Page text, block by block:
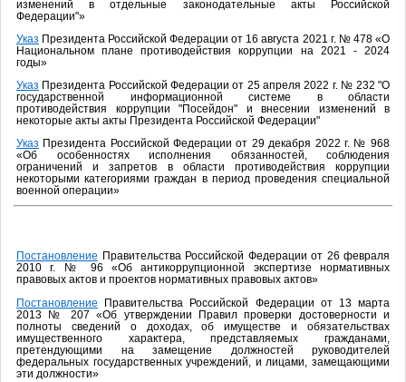
изменений в отдельные законодательные акты Российской
Федерации"»
Указ Президента Российской Федерации от 16 августа 2021 г. № 478 «О
Национальном плане противодействия коррупции на 2021 - 2024
годы»
Указ Президента Российской Федерации от 25 апреля 2022 г. № 232 "О
государственной информационной системе в области
противодействия коррупции "Посейдон" и внесении изменений в
некоторые акты акты Президента Российской Федерации"
Указ Президента Российской Федерации от 29 декабря 2022 г. № 968
«Об особенностях исполнения обязанностей, соблюдения
ограничений и запретов в области противодействия коррупции
некоторыми категориями граждан в период проведения специальной
военной операции»
Постановление Правительства Российской Федерации от 26 февраля
2010 г. № 96 «Об антикоррупционной экспертизе нормативных
правовых актов и проектов нормативных правовых актов»
Постановление Правительства Российской Федерации от 13 марта
2013 № 207 «Об утверждении Правил проверки достоверности и
полноты сведений о доходах, об имуществе и обязательствах
имущественного характера, представляемых гражданами,
претендующими на замещение должностей руководителей
федеральных государственных учреждений, и лицами, замещающими
эти должности»